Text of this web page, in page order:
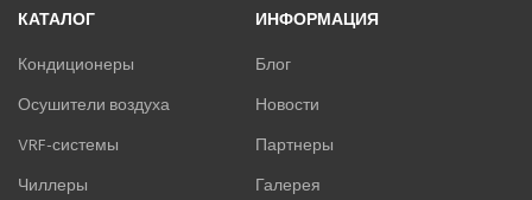
КАТАЛОГ
Кондиционеры
Осушители воздуха
VRF-системы
Чиллеры
ИНФОРМАЦИЯ
Блог
Новости
Партнеры
Галерея